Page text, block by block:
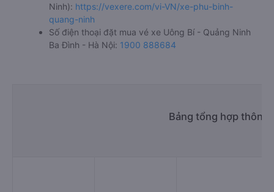
Ninh): https://vexere.com/vi-VN/xe-phu-binh-
quang-ninh
Số điện thoại đặt mua vé xe Uông Bí - Quảng Ninh
Ba Đình - Hà Nội: 1900 888684
Bảng tổng hợp thông